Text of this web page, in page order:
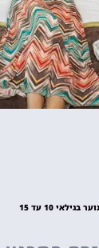
10 עד 15